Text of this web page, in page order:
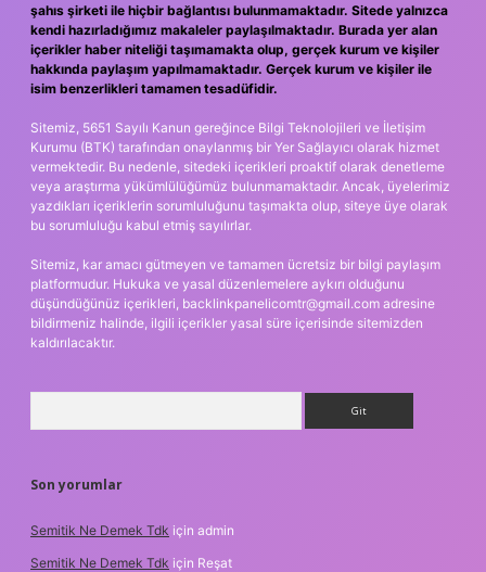
şahıs şirketi ile hiçbir bağlantısı bulunmamaktadır. Sitede yalnızca
kendi hazırladığımız makaleler paylaşılmaktadır. Burada yer alan
içerikler haber niteliği taşımamakta olup, gerçek kurum ve kişiler
hakkında paylaşım yapılmamaktadır. Gerçek kurum ve kişiler ile
isim benzerlikleri tamamen tesadüfidir.
Sitemiz, 5651 Sayılı Kanun gereğince Bilgi Teknolojileri ve İletişim
Kurumu (BTK) tarafından onaylanmış bir Yer Sağlayıcı olarak hizmet
vermektedir. Bu nedenle, sitedeki içerikleri proaktif olarak denetleme
veya araştırma yükümlülüğümüz bulunmamaktadır. Ancak, üyelerimiz
yazdıkları içeriklerin sorumluluğunu taşımakta olup, siteye üye olarak
bu sorumluluğu kabul etmiş sayılırlar.
Sitemiz, kar amacı gütmeyen ve tamamen ücretsiz bir bilgi paylaşım
platformudur. Hukuka ve yasal düzenlemelere aykırı olduğunu
düşündüğünüz içerikleri, backlinkpanelicomtr@gmail.com adresine
bildirmeniz halinde, ilgili içerikler yasal süre içerisinde sitemizden
kaldırılacaktır.
Son yorumlar
Semitik Ne Demek Tdk için admin
Semitik Ne Demek Tdk için Reşat